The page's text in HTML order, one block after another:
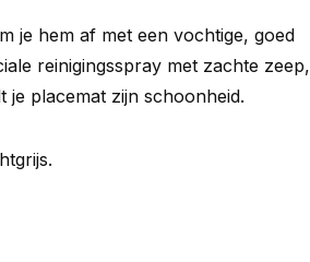
je hem af met een vochtige, goed
reinigingsspray met zachte zeep,
je placemat zijn schoonheid.